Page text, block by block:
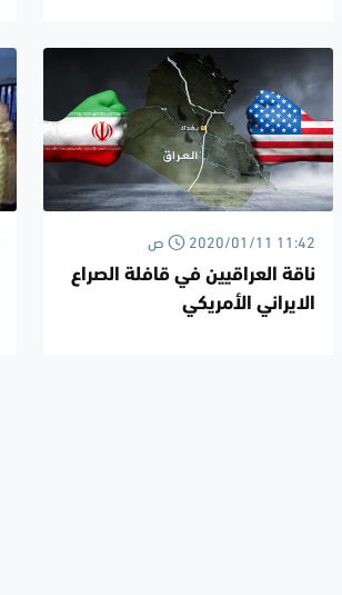
2020/01/11 11:42 ص
ناقة العراقيين في قافلة الصراع
الايراني الأمريكي